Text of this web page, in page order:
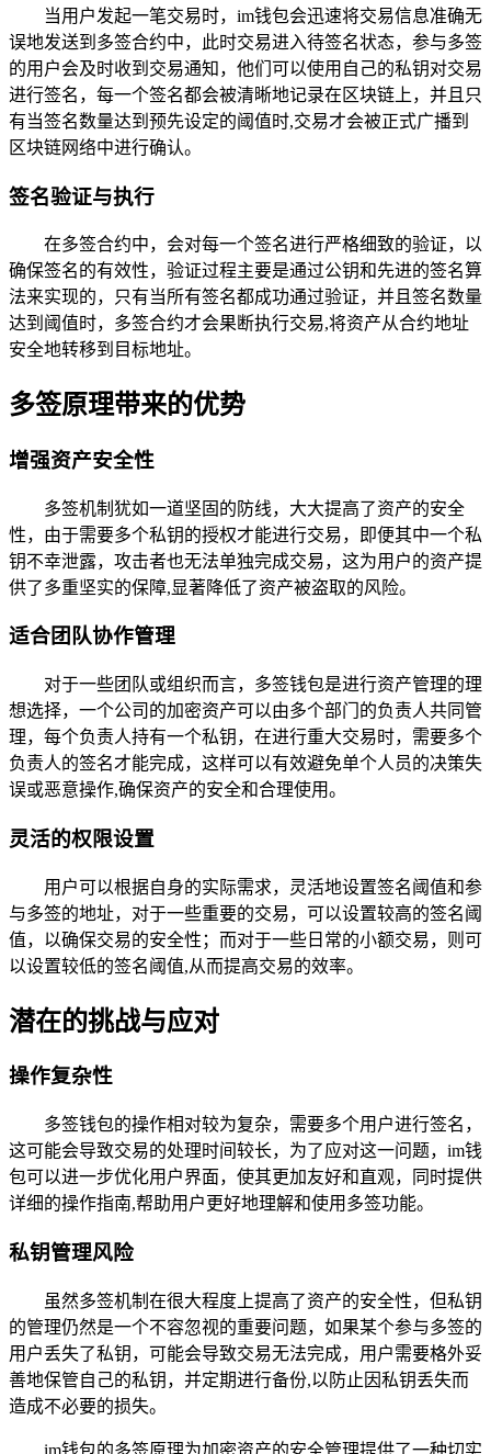
当用户发起一笔交易时，im钱包会迅速将交易信息准确无
误地发送到多签合约中，此时交易进入待签名状态，参与多签
的用户会及时收到交易通知，他们可以使用自己的私钥对交易
进行签名，每一个签名都会被清晰地记录在区块链上，并且只
有当签名数量达到预先设定的阈值时,交易才会被正式广播到
区块链网络中进行确认。
签名验证与执行
在多签合约中，会对每一个签名进行严格细致的验证，以
确保签名的有效性，验证过程主要是通过公钥和先进的签名算
法来实现的，只有当所有签名都成功通过验证，并且签名数量
达到阈值时，多签合约才会果断执行交易,将资产从合约地址
安全地转移到目标地址。
多签原理带来的优势
增强资产安全性
多签机制犹如一道坚固的防线，大大提高了资产的安全
性，由于需要多个私钥的授权才能进行交易，即便其中一个私
钥不幸泄露，攻击者也无法单独完成交易，这为用户的资产提
供了多重坚实的保障,显著降低了资产被盗取的风险。
适合团队协作管理
对于一些团队或组织而言，多签钱包是进行资产管理的理
想选择，一个公司的加密资产可以由多个部门的负责人共同管
理，每个负责人持有一个私钥，在进行重大交易时，需要多个
负责人的签名才能完成，这样可以有效避免单个人员的决策失
误或恶意操作,确保资产的安全和合理使用。
灵活的权限设置
用户可以根据自身的实际需求，灵活地设置签名阈值和参
与多签的地址，对于一些重要的交易，可以设置较高的签名阈
值，以确保交易的安全性；而对于一些日常的小额交易，则可
以设置较低的签名阈值,从而提高交易的效率。
潜在的挑战与应对
操作复杂性
多签钱包的操作相对较为复杂，需要多个用户进行签名，
这可能会导致交易的处理时间较长，为了应对这一问题，im钱
包可以进一步优化用户界面，使其更加友好和直观，同时提供
详细的操作指南,帮助用户更好地理解和使用多签功能。
私钥管理风险
虽然多签机制在很大程度上提高了资产的安全性，但私钥
的管理仍然是一个不容忽视的重要问题，如果某个参与多签的
用户丢失了私钥，可能会导致交易无法完成，用户需要格外妥
善地保管自己的私钥，并定期进行备份,以防止因私钥丢失而
造成不必要的损失。
im钱包的多签原理为加密资产的安全管理提供了一种切实